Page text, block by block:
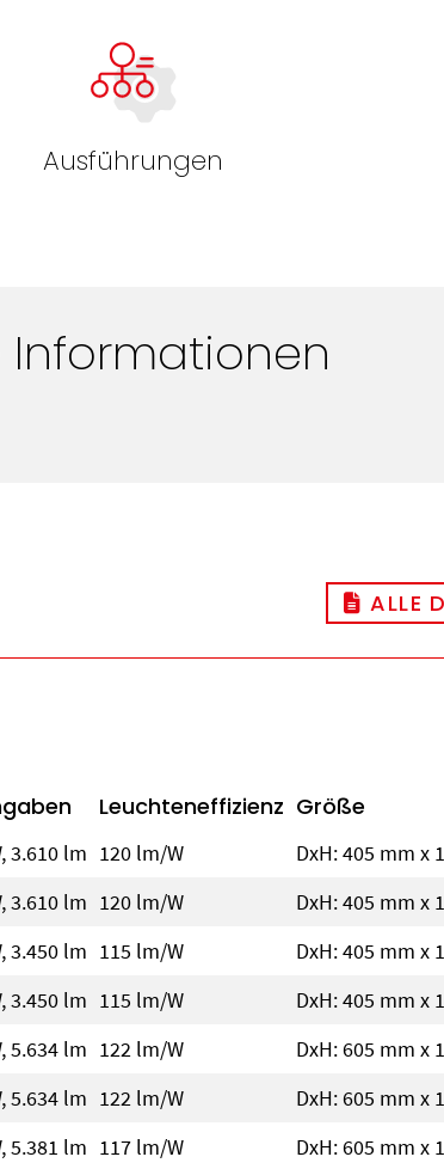
Ausführungen
ALLE
Leuchteneffizienz Größe
3.610 lm 120 lm/W DxH: 405 mm x
3.610 lm 120 lm/W DxH: 405 mm x
3.450 lm 115 lm/W DxH: 405 mm x
3.450 lm 115 lm/W DxH: 405 mm x
5.634 lm 122 lm/W DxH: 605 mm x
5.634 lm 122 lm/W DxH: 605 mm x
5.381 lm 117 lm/W DxH: 605 mm x